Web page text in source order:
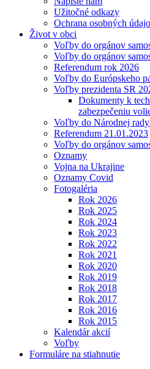
Užitočné odkazy
Ochrana osobných
Život v obci
Voľby do orgánov
Voľby do orgánov
Referendum rok 2026
Voľby do Európskeho
Voľby prezidenta SR
Dokumenty k
zabezpečeniu
Voľby do Národnej
Referendum 21.01.2023
Voľby do orgánov
Oznamy
Vojna na Ukrajine
Oznamy Covid
Fotogaléria
Rok 2026
Rok 2025
Rok 2024
Rok 2023
Rok 2022
Rok 2021
Rok 2020
Rok 2019
Rok 2018
Rok 2017
Rok 2016
Rok 2015
Kalendár akcií
Voľby
Formuláre na stiahnutie